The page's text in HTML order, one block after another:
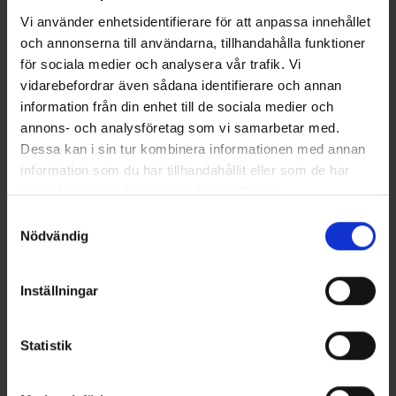
Vi använder enhetsidentifierare för att anpassa innehållet
och annonserna till användarna, tillhandahålla funktioner
för sociala medier och analysera vår trafik. Vi
vidarebefordrar även sådana identifierare och annan
information från din enhet till de sociala medier och
annons- och analysföretag som vi samarbetar med.
Dessa kan i sin tur kombinera informationen med annan
information som du har tillhandahållit eller som de har
samlat in när du har använt deras tjänster.
Nödvändig
Inställningar
Statistik
Andra gillade även
50%
Mieko Spöhållare -
Ismetehållare Skarven
Tillbehör Ismetehållare Skarven